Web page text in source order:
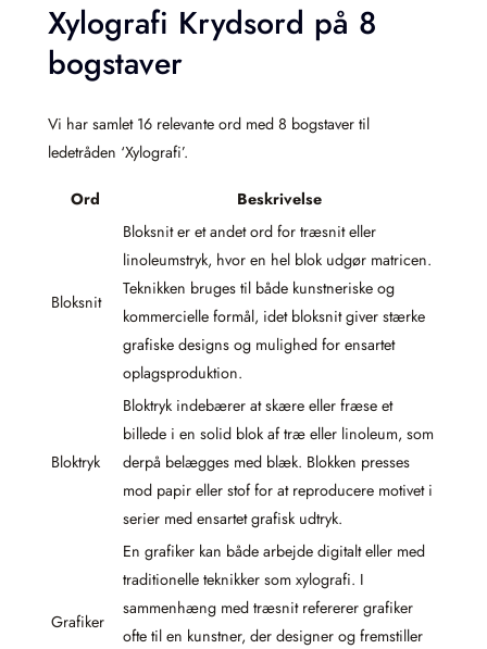
Xylografi Krydsord på 8
bogstaver
Vi har samlet 16 relevante ord med 8 bogstaver til
ledetråden ‘Xylografi’.
Ord Beskrivelse
Bloksnit
Bloksnit er et andet ord for træsnit eller
linoleumstryk, hvor en hel blok udgør matricen.
Teknikken bruges til både kunstneriske og
kommercielle formål, idet bloksnit giver stærke
grafiske designs og mulighed for ensartet
oplagsproduktion.
Bloktryk
Bloktryk indebærer at skære eller fræse et
billede i en solid blok af træ eller linoleum, som
derpå belægges med blæk. Blokken presses
mod papir eller stof for at reproducere motivet i
serier med ensartet grafisk udtryk.
Grafiker
En grafiker kan både arbejde digitalt eller med
traditionelle teknikker som xylografi. I
sammenhæng med træsnit refererer grafiker
ofte til en kunstner, der designer og fremstiller